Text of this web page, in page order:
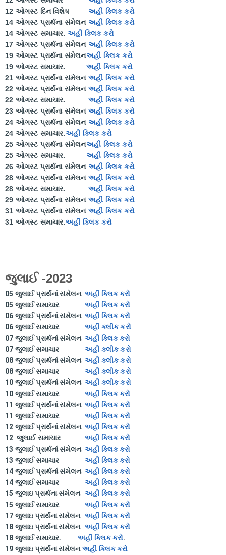
12 ઓગસ્ટ દિન વિશેષ
અહીં ક્લિક કરો
14 ઓગસ્ટ પ્રાર્થના સંમેલન અહીં ક્લિક કરો
14 ઓગસ્ટ સમાચાર. અહીં ક્લિક કરો
17 ઓગસ્ટ પ્રાર્થના સંમેલન અહીં ક્લિક કરો
19 ઓગસ્ટ પ્રાર્થના સંમેલનઅહીં ક્લિક કરો
19 ઓગસ્ટ સમાચાર.
અહીં ક્લિક કરો
21 ઓગસ્ટ પ્રાર્થના સંમેલન અહીં ક્લિક કરો
22 ઓગસ્ટ પ્રાર્થના સંમેલન અહીં ક્લિક કરો
22 ઓગસ્ટ સમાચાર.
અહીં ક્લિક કરો
23 ઓગસ્ટ પ્રાર્થના સંમેલન અહીં ક્લિક કરો
24 ઓગસ્ટ પ્રાર્થના સંમેલન અહીં ક્લિક કરો
24 ઓગસ્ટ સમાચાર.અહીં ક્લિક કરો
25 ઓગસ્ટ પ્રાર્થના સંમેલનઅહીં ક્લિક કરો
25 ઓગસ્ટ સમાચાર.
અહીં ક્લિક કરો
26 ઓગસ્ટ પ્રાર્થના સંમેલન અહીં ક્લિક કરો
28 ઓગસ્ટ પ્રાર્થના સંમેલન અહીં ક્લિક કરો
28 ઓગસ્ટ સમાચાર.
અહી ક્લિક કરો
29 ઓગસ્ટ પ્રાર્થના સંમેલન અહીં ક્લિક કરો
31 ઓગસ્ટ પ્રાર્થના સંમેલન અહીં ક્લિક કરો
31 ઓગસ્ટ સમાચાર.અહીં ક્લિક કરો
જુલાઈ -2023
05 જુલાઈ પ્રાર્થનાં સંમેલન અહીં ક્લિક કરો
05 જુલાઈ સમાચાર
અહીં ક્લિક કરો
06 જુલાઈ પ્રાર્થનાં સંમેલન અહીં ક્લિક કરો
06 જુલાઈ સમાચાર
અહીં ક્લીક કરો
07 જુલાઈ પ્રાર્થનાં સંમેલન અહીં ક્લિક કરો
07 જુલાઈ સમાચાર
અહીં ક્લીક કરો
08 જુલાઈ પ્રાર્થનાં સંમેલન અહીં ક્લીક કરો
08 જુલાઈ સમાચાર
અહીં ક્લીક કરો
10 જુલાઈ પ્રાર્થનાં સંમેલન અહીં ક્લીક કરો
10 જુલાઈ સમાચાર
અહીં ક્લિક કરો
11 જુલાઈ પ્રાર્થનાં સંમેલન અહીં ક્લિક કરો
11 જુલાઈ સમાચાર
અહીં ક્લિક કરો
12 જુલાઈ પ્રાર્થનાં સંમેલન અહીં ક્લિક કરો
12 જુલાઈ સમાચાર
અહી ક્લિક કરો
13 જુલાઈ પ્રાર્થનાં સંમેલન અહીં ક્લિક કરો
13 જુલાઈ સમાચાર
અહીં ક્લિક કરો
14 જુલાઈ પ્રાર્થનાં સંમેલન અહી ક્લિક કરો
14 જુલાઈ સમાચાર
અહી ક્લિક કરો
15 જુલાઇ પ્રાર્થના સંમેલન અહીં ક્લિક કરો
15 જુલાઈ સમાચાર
અહી ક્લિક કરો
17 જુલાઇ પ્રાર્થના સંમેલન અહીં ક્લિક કરો
18 જુલાઇ પ્રાર્થના સંમેલન અહીં ક્લિક કરો
18 જુલાઈ સમાચાર. અહીં ક્લિક કરો.
19 જુલાઇ પ્રાર્થના સંમેલનઅહીં ક્લિક કરો